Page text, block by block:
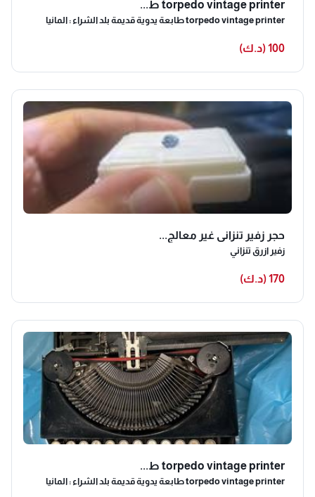
torpedo vintage printer ط...
torpedo vintage printer طابعة يدوية قديمة بلد الشراء : المانيا
100 (د.ك)
حجر زفير تنزاني غير معالج...
زفير ازرق تنزاني
170 (د.ك)
torpedo vintage printer ط...
torpedo vintage printer طابعة يدوية قديمة بلد الشراء : المانيا